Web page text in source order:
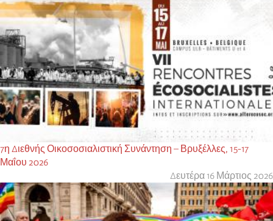
7η Διεθνής Οικοσοσιαλιστική Συνάντηση – Βρυξέλλες, 15-17
Μαΐου 2026
Δευτέρα 16 Μάρτιος 2026